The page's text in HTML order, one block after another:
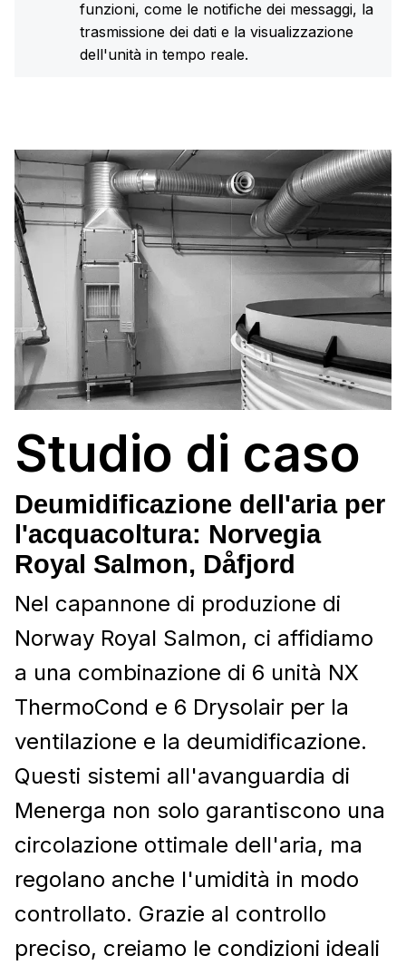
funzioni, come le notifiche dei messaggi, la
trasmissione dei dati e la visualizzazione
dell'unità in tempo reale.
Studio di caso
Deumidificazione dell'aria per
l'acquacoltura: Norvegia
Royal Salmon, Dåfjord
Nel capannone di produzione di
Norway Royal Salmon, ci affidiamo
a una combinazione di 6 unità NX
ThermoCond e 6 Drysolair per la
ventilazione e la deumidificazione.
Questi sistemi all'avanguardia di
Menerga non solo garantiscono una
circolazione ottimale dell'aria, ma
regolano anche l'umidità in modo
controllato. Grazie al controllo
preciso, creiamo le condizioni ideali